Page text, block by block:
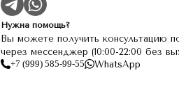
Нужна помощь?
Вы можете получить консультацию
через мессенджер (10:00-22:00 без
+7 (999) 585-99-55
WhatsApp